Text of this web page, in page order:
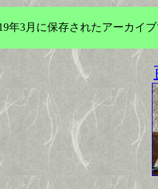
年3月に保存されたアーカイ